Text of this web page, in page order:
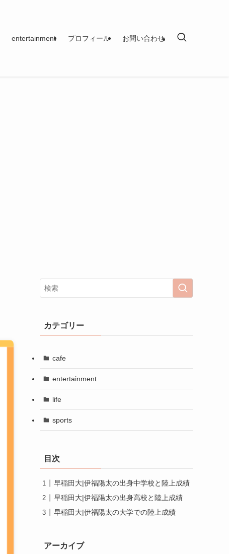
entertainment プロフィール お問い合わせ
カテゴリー
cafe
entertainment
life
sports
目次
早稲田大|伊福陽太の出身中学校と陸上成績
早稲田大|伊福陽太の出身高校と陸上成績
早稲田大|伊福陽太の大学での陸上成績
アーカイブ